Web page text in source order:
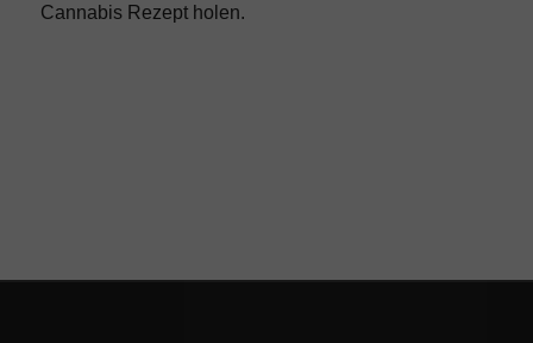
Cannabis Rezeptholen.